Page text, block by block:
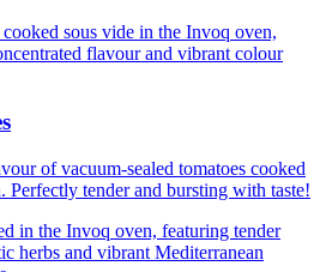
of vacuum-sealed tomatoes cooked
Perfectly tender and bursting with taste!